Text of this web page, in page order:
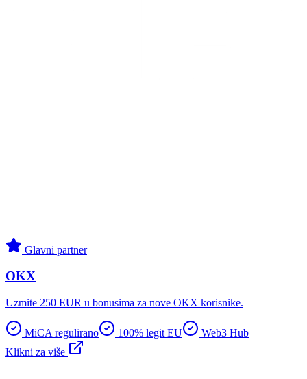
Glavni partner
OKX
Uzmite 250 EUR u bonusima za nove OKX korisnike.
MiCA regulirano 100% legit EU
Web3 Hub
Klikni za više